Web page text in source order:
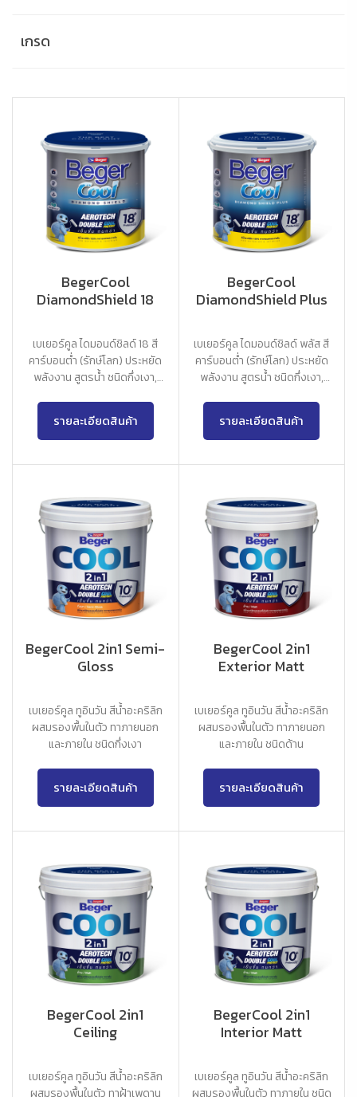
เกรด
BegerCool
DiamondShield 18
เบเยอร์คูล ไดมอนด์ชิลด์ 18 สี
คาร์บอนต่ำ (รักษ์โลก) ประหยัด
พลังงาน สูตรน้ำ ชนิดกึ่งเงา,
รายละเอียดสินค้า
BegerCool
DiamondShield Plus
เบเยอร์คูล ไดมอนด์ชิลด์ พลัส สี
คาร์บอนต่ำ (รักษ์โลก) ประหยัด
พลังงาน สูตรน้ำ ชนิดกึ่งเงา,
รายละเอียดสินค้า
BegerCool 2in1 Semi-
Gloss
เบเยอร์คูล ทูอินวัน สีน้ำอะคริลิก
ผสมรองพื้นในตัว ทาภายนอก
และภายใน ชนิดกึ่งเงา
รายละเอียดสินค้า
BegerCool 2in1
Exterior Matt
เบเยอร์คูล ทูอินวัน สีน้ำอะคริลิก
ผสมรองพื้นในตัว ทาภายนอก
และภายใน ชนิดด้าน
รายละเอียดสินค้า
BegerCool 2in1
Ceiling
เบเยอร์คูล ทูอินวัน สีน้ำอะคริลิก
ผสมรองพื้นในตัว ทาฝ้าเพดาน
BegerCool 2in1
Interior Matt
เบเยอร์คูล ทูอินวัน สีน้ำอะคริลิก
ผสมรองพื้นในตัว ทาภายใน ชนิด